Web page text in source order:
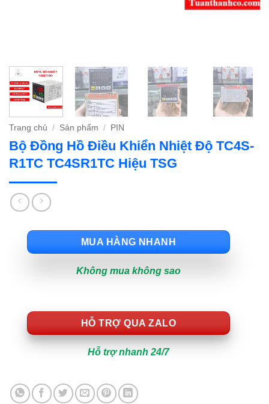
Trang chủ / Sản phẩm / PIN
Bộ Đồng Hồ Điều Khiển Nhiệt Độ TC4S-
R1TC TC4SR1TC Hiệu TSG
MUA HÀNG NHANH
Không mua không sao
HỖ TRỢ QUA ZALO
Hỗ trợ nhanh 24/7